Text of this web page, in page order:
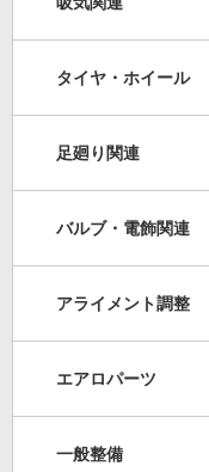
タイヤ・ホイール
足廻り関連
バルブ・電飾関連
アライメント調整
エアロパーツ
一般整備